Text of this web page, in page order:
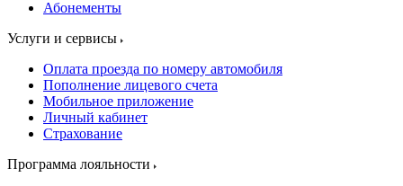
Абонементы
Услуги и сервисы
Оплата проезда по номеру автомобиля
Пополнение лицевого счета
Мобильное приложение
Личный кабинет
Страхование
Программа лояльности